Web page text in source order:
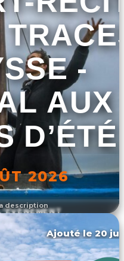
description
-
AUX
D’ÉTÉ
2026
Ajouté le 20